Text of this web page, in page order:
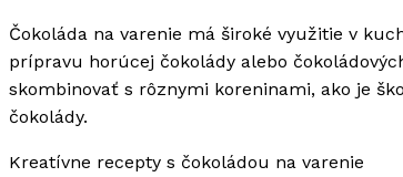
Čokoláda na varenie má široké využitie v
prípravu horúcej čokolády alebo
skombinovať s rôznymi koreninami, ako je
čokolády.
Kreatívne recepty s čokoládou na varenie